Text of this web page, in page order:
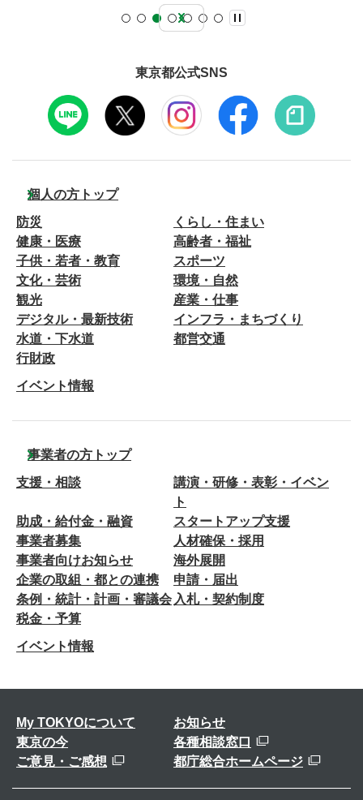
東京都公式SNS
個人の方トップ
防災
くらし・住まい
健康・医療
高齢者・福祉
子供・若者・教育
スポーツ
文化・芸術
環境・自然
観光
産業・仕事
デジタル・最新技術
インフラ・まちづくり
水道・下水道
都営交通
行財政
イベント情報
事業者の方トップ
支援・相談
講演・研修・表彰・イベン
ト
助成・給付金・融資
スタートアップ支援
事業者募集
人材確保・採用
事業者向けお知らせ
海外展開
企業の取組・都との連携
申請・届出
条例・統計・計画・審議会 入札・契約制度
税金・予算
イベント情報
My TOKYOについて
お知らせ
東京の今
各種相談窓口
ご意見・ご感想
都庁総合ホームページ